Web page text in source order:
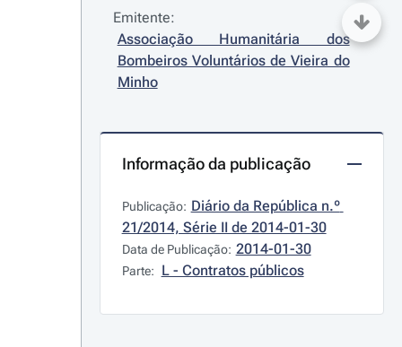
Emitente:
Associação Humanitária dos
Bombeiros Voluntários de Vieira do
Minho
Informação da publicação
Publicação: Diário da República n.º
21/2014, Série II de 2014-01-30
Data de Publicação: 2014-01-30
Parte: L - Contratos públicos